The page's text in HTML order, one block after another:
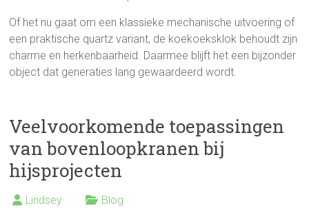
Of het nu gaat om een klassieke mechanische uitvoering of
een praktische quartz variant, de koekoeksklok behoudt zijn
charme en herkenbaarheid. Daarmee blijft het een bijzonder
object dat generaties lang gewaardeerd wordt.
Veelvoorkomende toepassingen
van bovenloopkranen bij
hijsprojecten
Lindsey Blog